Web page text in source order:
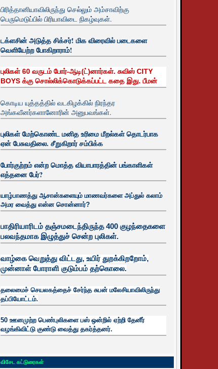
பிரித்தானியாவிலிருந்து செல்லும் அம்சாவிற்கு
பெருமெடுப்பில் பிரியாவிடை நிகழ்வுகள்.
டக்ளசின் அடுத்த சிக்சர்! மிக விரைவில் படைகளை
வெளியேற்ற போகிறாராம்!
புலிகள் 60 வருடம் போர்-ஆடி(ட்)னார்கள். சுவிஸ் CITY
BOYS க்கு சொல்லிக்கொடுக்கப்பட்ட கதை இது. பீமன்
கொடிய யுத்தத்தில் வடகிழக்கில் நிரந்தர
அங்கவீனர்களானோரின் அனுபவங்கள்.
புலிகள் மேற்கொண்ட மனித உரிமை மீறல்கள் தொடர்பாக
ஏன் பேசுவதிலை. சீறுகிறார் சம்பிக்க
போர்குற்றம் என்ற மொத்த வியாபாரத்தின் பங்காளிகள்
எத்தனை பேர்?
யாழ்பாணத்து ஆசான்களையும் மாணவர்களை அப்துல் கலாம்
அமர வைத்து என்ன சொன்னார்?
பாதிரியாரிடம் தஞ்சமடைந்திருந்த 400 குழந்தைகளை
பலவந்தமாக இழுத்துச் சென்ற புலிகள்.
வாழ்கை வெறுத்து விட்டது, உயிர் துறக்கிறறோம்,
முன்னாள் போராளி குடும்பம் தற்கொலை.
தலைமைச் செயலகத்தைச் சேர்ந்த சுபன் மலேசியாவிலிருந்து
தப்பியோட்டம்.
50 ஊனமுற்ற பெண்புலிகளை பஸ் ஒன்றில் ஏற்றி தேனீர்
வழங்கிவிட்டு குண்டு வைத்து தகர்த்தனர்.
விசேட கட்டுரைகள்